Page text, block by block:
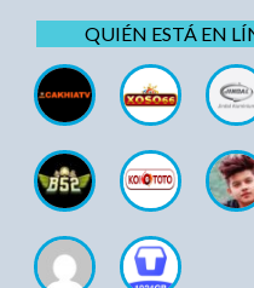
QUIÉN ESTÁ EN